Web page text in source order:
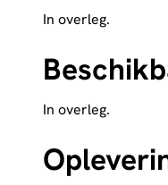
In overleg.
In overleg.